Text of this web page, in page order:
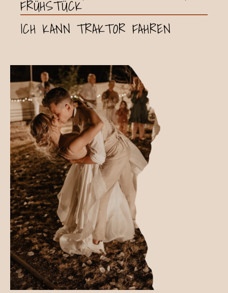
FRÜHSTÜCK
ICH KANN TRAKTOR FAHREN